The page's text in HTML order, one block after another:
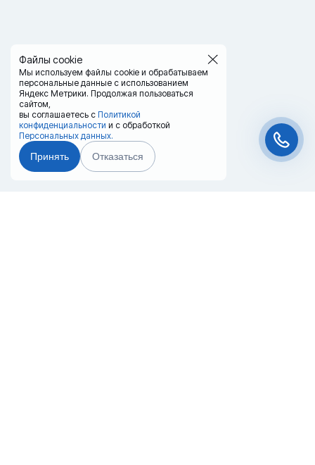
Файлы cookie
Мы используем файлы cookie и обрабатываем
персональные данные с использованием
Яндекс Метрики. Продолжая пользоваться
сайтом,
вы соглашаетесь с Политикой
конфиденциальности и с обработкой
Персональных данных.
Принять Отказаться